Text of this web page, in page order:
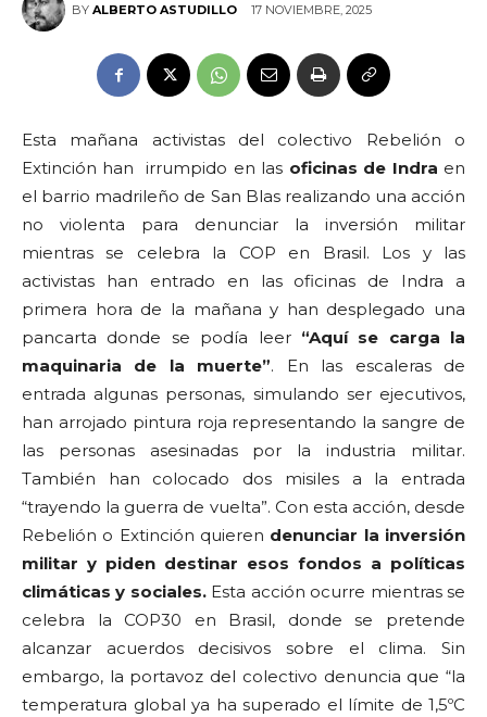
BY ALBERTO ASTUDILLO 17 NOVIEMBRE, 2025
Esta mañana activistas del colectivo Rebelión o
Extinción han irrumpido en las oficinas de Indra en
el barrio madrileño de San Blas realizando una acción
no violenta para denunciar la inversión militar
mientras se celebra la COP en Brasil. Los y las
activistas han entrado en las oficinas de Indra a
primera hora de la mañana y han desplegado una
pancarta donde se podía leer “Aquí se carga la
maquinaria de la muerte”. En las escaleras de
entrada algunas personas, simulando ser ejecutivos,
han arrojado pintura roja representando la sangre de
las personas asesinadas por la industria militar.
También han colocado dos misiles a la entrada
“trayendo la guerra de vuelta”. Con esta acción, desde
Rebelión o Extinción quieren denunciar la inversión
militar y piden destinar esos fondos a políticas
climáticas y sociales.Esta acción ocurre mientras se
celebra la COP30 en Brasil, donde se pretende
alcanzar acuerdos decisivos sobre el clima. Sin
embargo, la portavoz del colectivo denuncia que “la
temperatura global ya ha superado el límite de 1,5ºC